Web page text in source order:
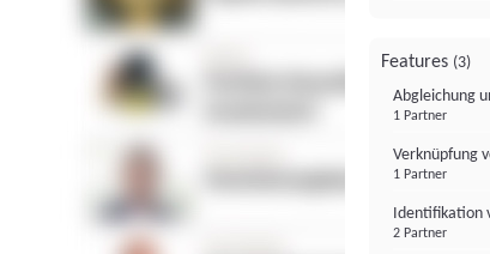
Features (3)
Abgleichung
1 Partner
Verknüpfung
1 Partner
Identifikation
2 Partner